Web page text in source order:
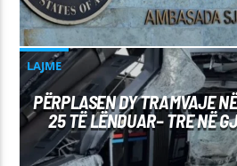
LAJME
PËRPLASEN DY TRAMVAJE
25 TË LËNDUAR– TRE NË